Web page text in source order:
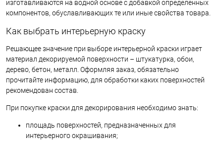
изготавливаются на водной основе с добавкой определенных
компонентов, обуславливающих те или иные свойства товара.
Как выбрать интерьерную краску
Решающее значение при выборе интерьерной краски играет
материал декорируемой поверхности – штукатурка, обои,
дерево, бетон, металл. Оформляя заказ, обязательно
прочитайте информацию, для обработки каких поверхностей
рекомендован состав.
При покупке краски для декорирования необходимо знать:
площадь поверхностей, предназначенных для
интерьерного окрашивания;